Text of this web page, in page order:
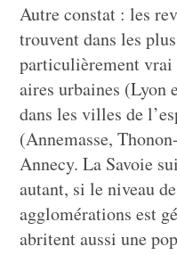
Autre constat : les
trouvent dans les
particulièrement vrai
aires urbaines (Lyon
dans les villes de
(Annemasse,
Annecy. La Savoie
autant, si le niveau
agglomérations est
abritent aussi une